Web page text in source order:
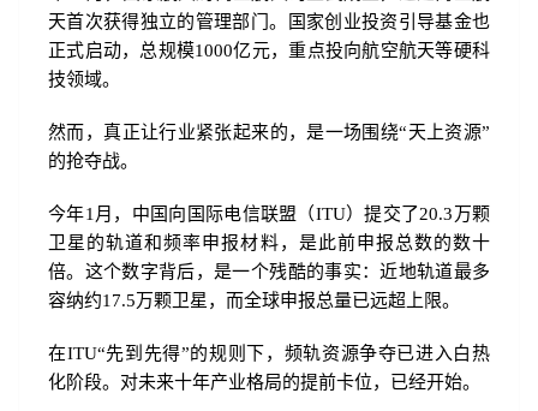
天首次获得独立的管理部门。国家创业投资引导基金也
正式启动，总规模1000亿元，重点投向航空航天等硬科
技领域。
然而，真正让行业紧张起来的，是一场围绕“天上资源”
的抢夺战。
今年1月，中国向国际电信联盟（ITU）提交了20.3万颗
卫星的轨道和频率申报材料，是此前申报总数的数十
倍。这个数字背后，是一个残酷的事实：近地轨道最多
容纳约17.5万颗卫星，而全球申报总量已远超上限。
在ITU“先到先得”的规则下，频轨资源争夺已进入白热
化阶段。对未来十年产业格局的提前卡位，已经开始。